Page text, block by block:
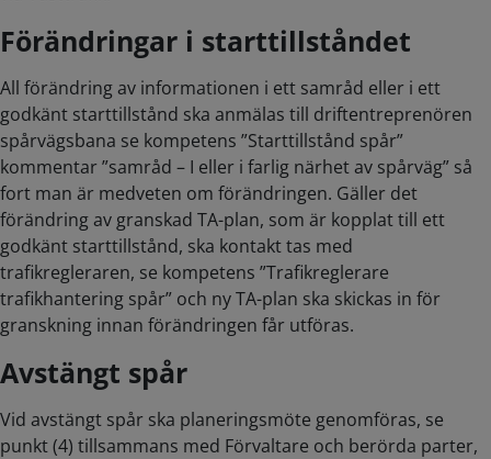
Förändringar i starttillståndet
All förändring av informationen i ett samråd eller i ett
godkänt starttillstånd ska anmälas till driftentreprenören
spårvägsbana se kompetens ”Starttillstånd spår”
kommentar ”samråd – I eller i farlig närhet av spårväg” så
fort man är medveten om förändringen. Gäller det
förändring av granskad TA-plan, som är kopplat till ett
godkänt starttillstånd, ska kontakt tas med
trafikregleraren, se kompetens ”Trafikreglerare
trafikhantering spår” och ny TA-plan ska skickas in för
granskning innan förändringen får utföras.
Avstängt spår
Vid avstängt spår ska planeringsmöte genomföras, se
punkt (4) tillsammans med Förvaltare och berörda parter,